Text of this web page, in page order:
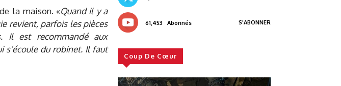
la maison. «Quand il y a
revient, parfois les pièces
Il est recommandé aux
s’écoule du robinet. Il faut
61,453 Abonnés S'ABONNER
Coup De Cœur